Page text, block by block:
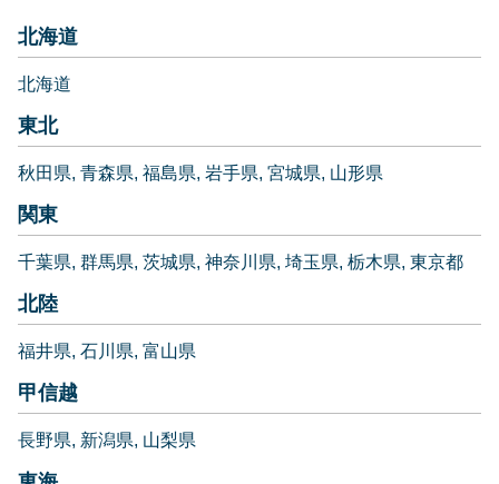
北海道
北海道
東北
秋田県 青森県 福島県 岩手県 宮城県 山形県
関東
千葉県 群馬県 茨城県 神奈川県 埼玉県 栃木県 東京都
北陸
福井県 石川県 富山県
甲信越
長野県 新潟県 山梨県